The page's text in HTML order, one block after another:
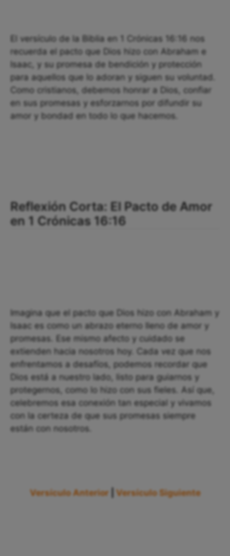
El versículo de la Biblia en 1 Crónicas 16:16 nos
recuerda el pacto que Dios hizo con Abraham e
Isaac, y su promesa de bendición y protección
para aquellos que lo adoran y siguen su voluntad.
Como cristianos, debemos honrar a Dios, confiar
en sus promesas y esforzarnos por difundir su
amor y bondad en todo lo que hacemos.
Reflexión Corta: El Pacto de Amor
en 1 Crónicas 16:16
Imagina que el pacto que Dios hizo con Abraham y
Isaac es como un abrazo eterno lleno de amor y
promesas. Ese mismo afecto y cuidado se
extienden hacia nosotros hoy. Cada vez que nos
enfrentamos a desafíos, podemos recordar que
Dios está a nuestro lado, listo para guiarnos y
protegernos, como lo hizo con sus fieles. Así que,
celebremos esa conexión tan especial y vivamos
con la certeza de que sus promesas siempre
están con nosotros.
Versículo Anterior Versículo Siguiente